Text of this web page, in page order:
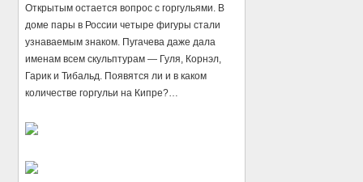
Открытым остается вопрос с горгульями. В
доме пары в России четыре фигуры стали
узнаваемым знаком. Пугачева даже дала
именам всем скульптурам — Гуля, Корнэл,
Гарик и Тибальд. Появятся ли и в каком
количестве горгульи на Кипре?…